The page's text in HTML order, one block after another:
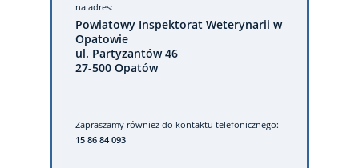
na adres:
Powiatowy Inspektorat Weterynarii w
Opatowie
ul. Partyzantów 46
27-500 Opatów
Zapraszamy również do kontaktu telefonicznego:
15 86 84 093